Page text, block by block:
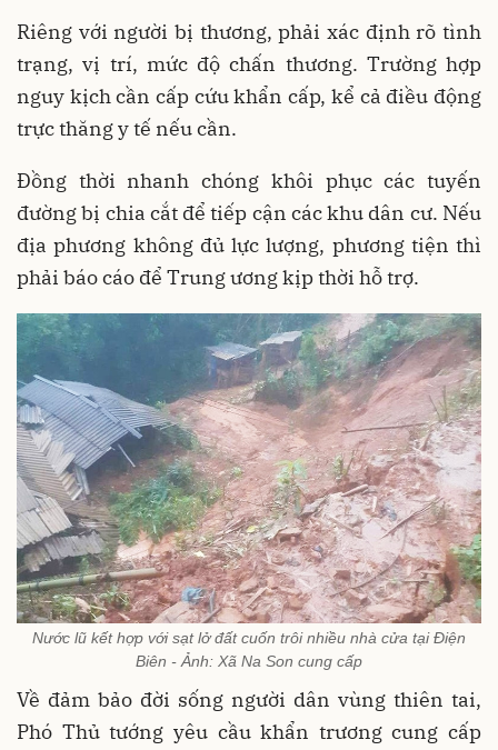
Riêng với người bị thương, phải xác định rõ tình
trạng, vị trí, mức độ chấn thương. Trường hợp
nguy kịch cần cấp cứu khẩn cấp, kể cả điều động
trực thăng y tế nếu cần.
Đồng thời nhanh chóng khôi phục các tuyến
đường bị chia cắt để tiếp cận các khu dân cư. Nếu
địa phương không đủ lực lượng, phương tiện thì
phải báo cáo để Trung ương kịp thời hỗ trợ.
Nước lũ kết hợp với sạt lở đất cuốn trôi nhiều nhà cửa tại Điện
Biên - Ảnh: Xã Na Son cung cấp
Về đảm bảo đời sống người dân vùng thiên tai,
Phó Thủ tướng yêu cầu khẩn trương cung cấp